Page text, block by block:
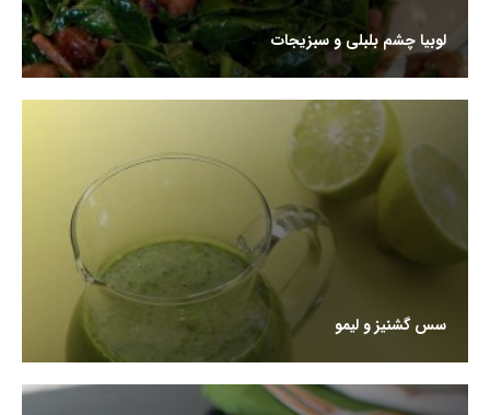
لوبیا چشم بلبلی و سبزیجات
سس گشنیز و لیمو